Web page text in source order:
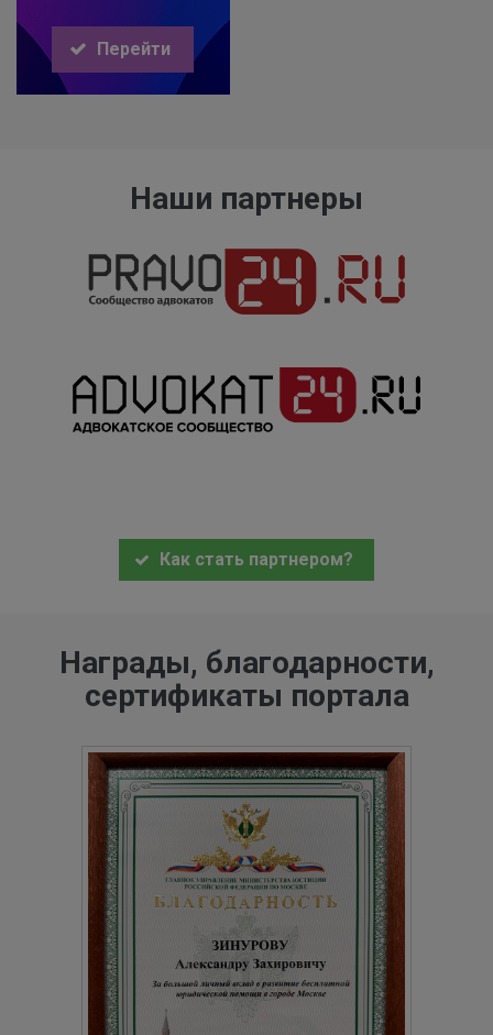
Перейти
Наши партнеры
Как стать партнером?
Награды, благодарности,
сертификаты портала